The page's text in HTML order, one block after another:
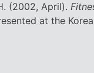
(2002, April).
at the